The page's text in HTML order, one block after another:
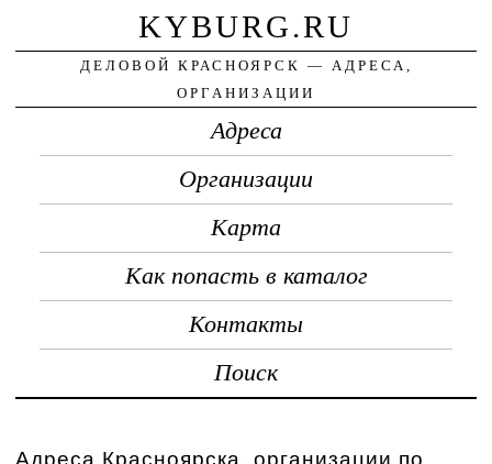
KYBURG.RU
ДЕЛОВОЙ КРАСНОЯРСК — АДРЕСА,
ОРГАНИЗАЦИИ
Адреса
Организации
Карта
Как попасть в каталог
Контакты
Поиск
Адреса Красноярска, организации по